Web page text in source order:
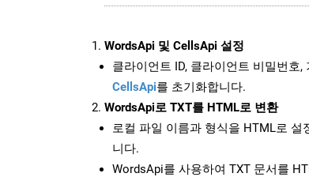
WordsApi 및 CellsApi 설정
클라이언트 ID, 클라이언트 비밀번호,
CellsApi를 초기화합니다.
WordsApi로 TXT를 HTML로 변환
로컬 파일 이름과 형식을 HTML로 설
니다.
WordsApi를 사용하여 TXT 문서를